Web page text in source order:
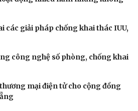
các giải pháp chống khai thác IUU,
công nghệ số phòng, chống khai
mại điện tử cho cộng đồng